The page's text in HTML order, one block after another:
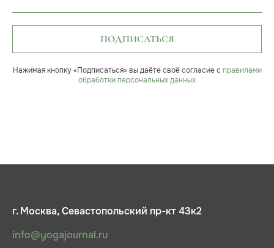
ПОДПИСАТЬСЯ
Нажимая кнопку «Подписаться» вы даёте своё согласие с правилами
обработки персональных данных
г. Москва, Севастопольский пр-кт 43к2
info@yogajournal.ru